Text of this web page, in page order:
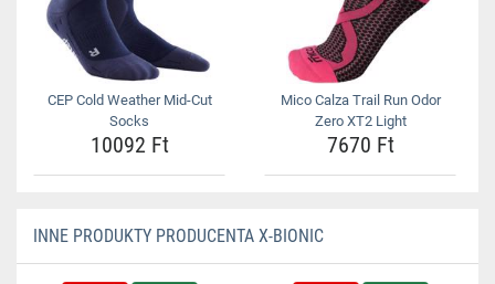
CEP Cold Weather Mid-Cut
Socks
10092 Ft
Mico Calza Trail Run Odor
Zero XT2 Light
7670 Ft
INNE PRODUKTY PRODUCENTA X-BIONIC